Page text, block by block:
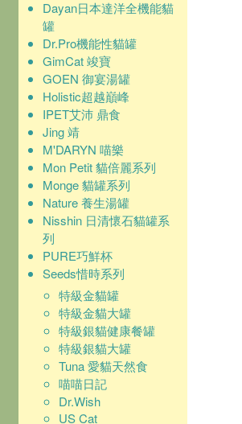
Dayan日本達洋全機能貓
罐
Dr.Pro機能性貓罐
GimCat 竣寶
GOEN 御宴湯罐
Holistic超越巔峰
IPET艾沛 鼎食
Jing 靖
M'DARYN 喵樂
Mon Petit 貓倍麗系列
Monge 貓罐系列
Nature 養生湯罐
Nisshin 日清懷石貓罐系
列
PURE巧鮮杯
Seeds惜時系列
特級金貓罐
特級金貓大罐
特級銀貓健康餐罐
特級銀貓大罐
Tuna 愛貓天然食
喵喵日記
Dr.Wish
US Cat